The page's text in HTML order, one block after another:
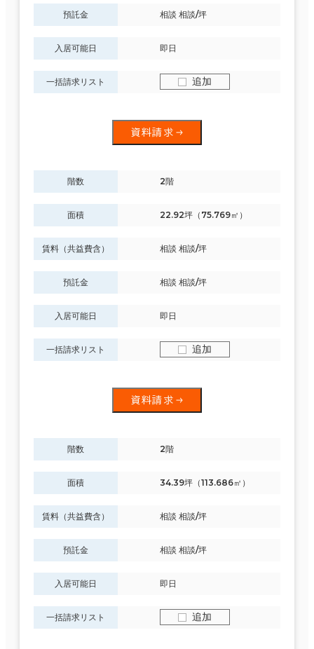
預託金 相談 相談/坪
入居可能日 即日
一括請求リスト 追加
資料請求
階数 2階
面積 22.92坪（75.769㎡）
賃料（共益費含） 相談 相談/坪
預託金 相談 相談/坪
入居可能日 即日
一括請求リスト 追加
資料請求
階数 2階
面積 34.39坪（113.686㎡）
賃料（共益費含） 相談 相談/坪
預託金 相談 相談/坪
入居可能日 即日
一括請求リスト 追加